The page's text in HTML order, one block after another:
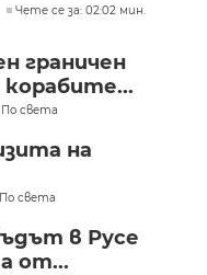
Чете се за: 02:02 мин.
граничен
По света
на
По света
в Русе
от...